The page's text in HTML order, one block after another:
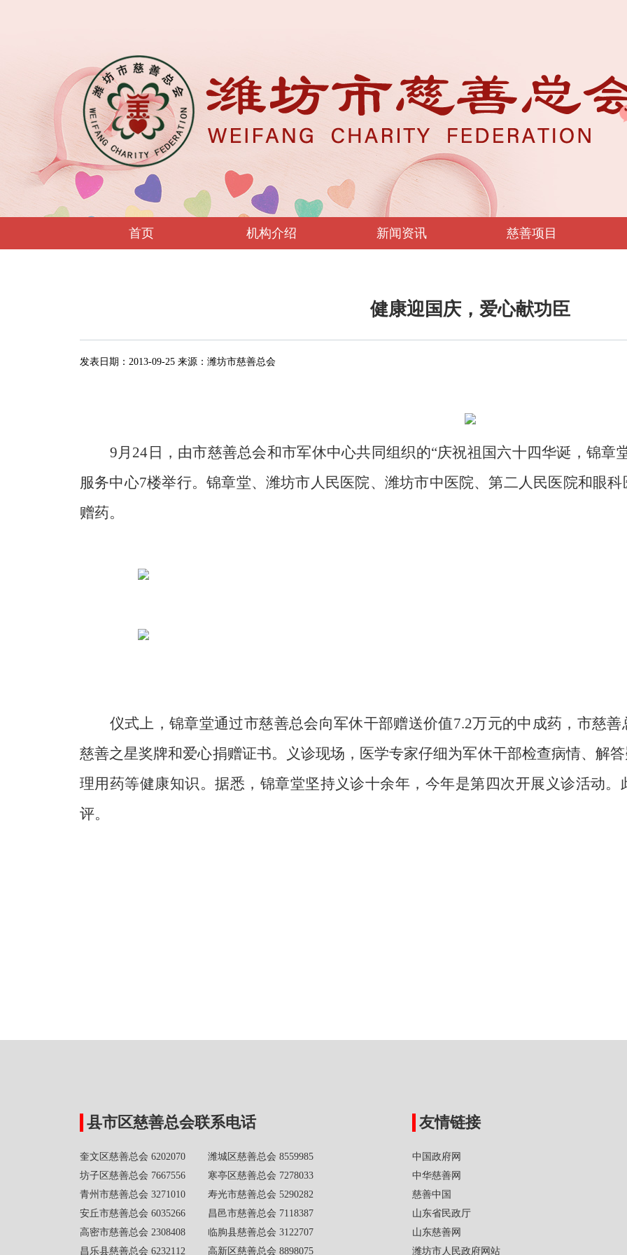
首页 机构介绍 新闻资讯 慈善项目
健康迎国庆，爱心献功臣
发表日期： 2013-09-25 来源： 潍坊市慈善总会
9月 24 日 ，由市慈善总会和市军休中心共同组织的“庆祝祖国六十四华诞，锦章
服务中心7楼举行。锦章堂、潍坊市人民医院、潍坊市中医院、第二人民医院和眼科
赠药。
仪式上，锦章堂通过市慈善总会向军休干部赠送价值7.2万元的中成药，市慈
慈善之星奖牌和爱心捐赠证书。义诊现场，医学专家仔细为军休干部检查病情、解
理用药等健康知识。据悉，锦章堂坚持义诊十余年，今年是第四次开展义诊活动
评。
县市区慈善总会联系电话
奎文区慈善总会 6202070 潍城区慈善总会 8559985
坊子区慈善总会 7667556 寒亭区慈善总会 7278033
青州市慈善总会 3271010 寿光市慈善总会 5290282
安丘市慈善总会 6035266 昌邑市慈善总会 7118387
高密市慈善总会 2308408 临朐县慈善总会 3122707
昌乐县慈善总会 6232112 高新区慈善总会 8898075
友情链接
中国政府网
中华慈善网
慈善中国
山东省民政厅
山东慈善网
潍坊市人民政府网站